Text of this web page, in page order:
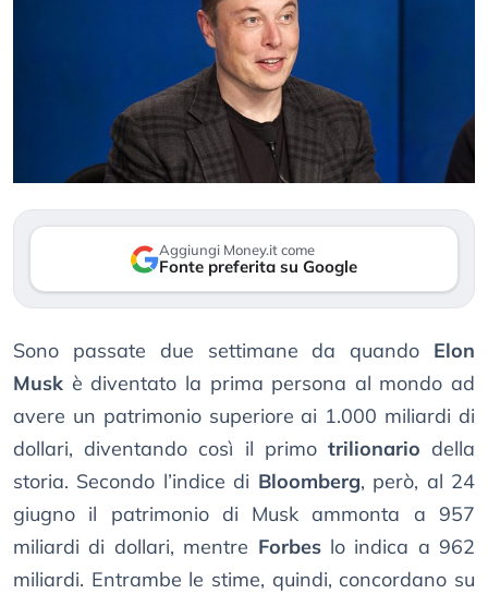
Aggiungi Money.it come
Fonte preferita su Google
Sono passate due settimane da quando Elon
Musk è diventato la prima persona al mondo ad
avere un patrimonio superiore ai 1.000 miliardi di
dollari, diventando così il primo trilionario della
storia. Secondo l’indice di Bloomberg, però, al 24
giugno il patrimonio di Musk ammonta a 957
miliardi di dollari, mentre Forbeslo indica a 962
miliardi. Entrambe le stime, quindi, concordano su